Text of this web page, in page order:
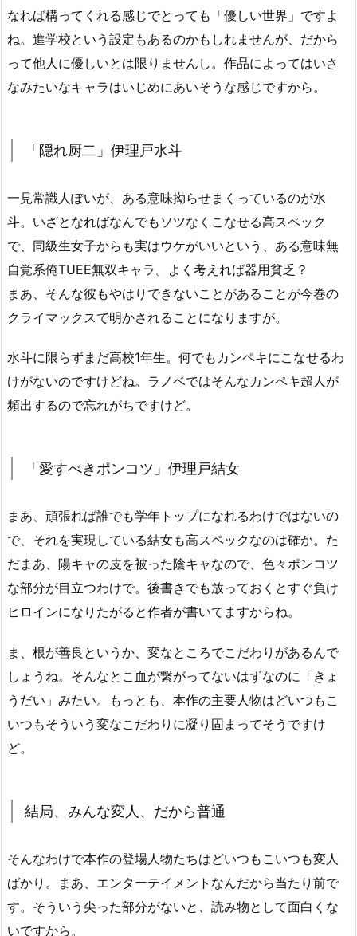
なれば構ってくれる感じでとっても「優しい世界」ですよ
ね。進学校という設定もあるのかもしれませんが、だから
って他人に優しいとは限りませんし。作品によってはいさ
なみたいなキャラはいじめにあいそうな感じですから。
「隠れ厨二」伊理戸水斗
一見常識人ぽいが、ある意味拗らせまくっているのが水
斗。いざとなればなんでもソツなくこなせる高スペック
で、同級生女子からも実はウケがいいという、ある意味無
自覚系俺TUEE無双キャラ。よく考えれば器用貧乏？
まあ、そんな彼もやはりできないことがあることが今巻の
クライマックスで明かされることになりますが。
水斗に限らずまだ高校1年生。何でもカンペキにこなせるわ
けがないのですけどね。ラノベではそんなカンペキ超人が
頻出するので忘れがちですけど。
「愛すべきポンコツ」伊理戸結女
まあ、頑張れば誰でも学年トップになれるわけではないの
で、それを実現している結女も高スペックなのは確か。た
だまあ、陽キャの皮を被った陰キャなので、色々ポンコツ
な部分が目立つわけで。後書きでも放っておくとすぐ負け
ヒロインになりたがると作者が書いてますからね。
ま、根が善良というか、変なところでこだわりがあるんで
しょうね。そんなとこ血が繋がってないはずなのに「きょ
うだい」みたい。もっとも、本作の主要人物はどいつもこ
いつもそういう変なこだわりに凝り固まってそうですけ
ど。
結局、みんな変人、だから普通
そんなわけで本作の登場人物たちはどいつもこいつも変人
ばかり。まあ、エンターテイメントなんだから当たり前で
す。そういう尖った部分がないと、読み物として面白くな
いですから。